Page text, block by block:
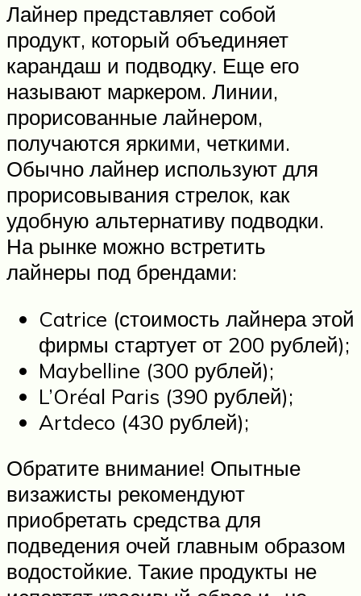
Лайнер представляет собой
продукт, который объединяет
карандаш и подводку. Еще его
называют маркером. Линии,
прорисованные лайнером,
получаются яркими, четкими.
Обычно лайнер используют для
прорисовывания стрелок, как
удобную альтернативу подводки.
На рынке можно встретить
лайнеры под брендами:
Catrice (стоимость лайнера этой
фирмы стартует от 200 рублей);
Maybelline (300 рублей);
L’Oréal Paris (390 рублей);
Artdeco (430 рублей);
Обратите внимание! Опытные
визажисты рекомендуют
приобретать средства для
подведения очей главным образом
водостойкие. Такие продукты не